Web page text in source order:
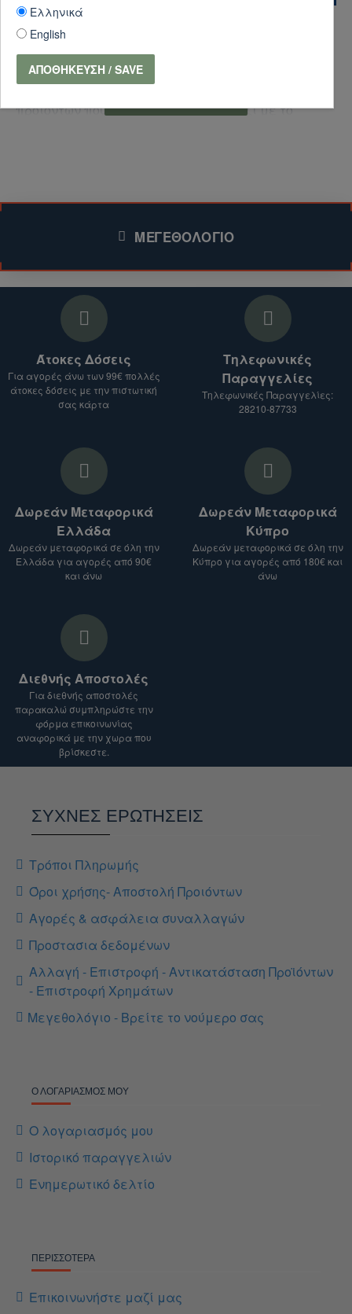
ΕΝΔΙΑΦΈΡΕΣΤΕ ΓΙΑ ΑΠΟΣΤΟΛΉ
ΠΡΟΪΌΝΤΩΝ ΕΚΤΌΣ ΕΛΛΆΔΑΣ ΚΑΙ ΚΎΠΡΟΥ;
προϊόντων που σας ενδιαφέρουν, μαζί με το
Συμπληρώστε τη
φόρμα επικοινωνίας (για το συγκεκριμένο
.
Επισκεφθείτε την ενότητα
Επικοινωνήστε μαζί μας
στο ηλεκτρονικό μας
κατάστημα για περισσότερα προϊόντα.
Αναφέρετε το είδος του προϊόντος που σας
ενδιαφέρει.
Δώστε μας τη διεύθυνση αποστολής.
3. Λάβετε προσφορά:
Θα σας στείλουμε προσφορά για τα
προϊόντα που σας ενδιαφέρουν, μαζί με το
κόστος αποστολής.
Σημείωση:
Το κόστος αποστολής ενδέχεται να ποικίλλει
Για αποστολές σε χώρες εκτός Ευρωπαϊκής
Ένωσης, ενδέχεται να ισχύουν επιπλέον
δασμοί και φόροι.
Είμαστε στη διάθεσή σας για οποιαδήποτε
διευκρίνιση.
ΜΕΓΕΘΟΛΌΓΙΟ
Άτοκες Δόσεις
Για αγορές άνω των 99€ πολλές
άτοκες δόσεις με την πιστωτική
σας κάρτα
Τηλεφωνικές
Παραγγελίες
Τηλεφωνικές Παραγγελίες:
28210-87733
Δωρεάν Μεταφορικά
Ελλάδα
Δωρεάν μεταφορικά σε όλη την
Ελλάδα για αγορές από 90€
και άνω
Δωρεάν Μεταφορικά
Κύπρο
Δωρεάν μεταφορικά σε όλη την
Κύπρο για αγορές από 180€ και
άνω
Διεθνής Αποστολές
Για διεθνής αποστολές
παρακαλώ συμπληρώστε την
φόρμα επικοινωνίας
αναφορικά με την χωρα που
βρίσκεστε.
ΣΥΧΝΕΣ ΕΡΩΤΗΣΕΙΣ
Τρόποι Πληρωμής
Όροι χρήσης- Αποστολή Προιόντων
Αγορές & ασφάλεια συναλλαγών
Προστασια δεδομένων
Αλλαγή - Επιστροφή - Αντικατάσταση Προϊόντων
- Επιστροφή Χρημάτων
Μεγεθολόγιο - Βρείτε το νούμερο σας
Ο ΛΟΓΑΡΙΑΣΜΌΣ ΜΟΥ
Ο λογαριασμός μου
Ιστορικό παραγγελιών
Ενημερωτικό δελτίο
ΠΕΡΙΣΣΌΤΕΡΑ
Επικοινωνήστε μαζί μας
Ελληνικά
English
ΑΠΟΘΉΚΕΥΣΗ / SAVE